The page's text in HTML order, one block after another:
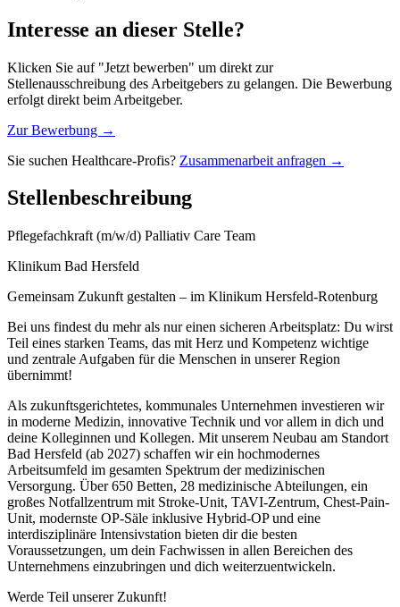
Interesse an dieser Stelle?
Klicken Sie auf "Jetzt bewerben" um direkt zur
Stellenausschreibung des Arbeitgebers zu gelangen. Die Bewerbung
erfolgt direkt beim Arbeitgeber.
Zur Bewerbung →
Sie suchen Healthcare-Profis? Zusammenarbeit anfragen →
Stellenbeschreibung
Pflegefachkraft (m/w/d) Palliativ Care Team
Klinikum Bad Hersfeld
Gemeinsam Zukunft gestalten – im Klinikum Hersfeld-Rotenburg
Bei uns findest du mehr als nur einen sicheren Arbeitsplatz: Du wirst
Teil eines starken Teams, das mit Herz und Kompetenz wichtige
und zentrale Aufgaben für die Menschen in unserer Region
übernimmt!
Als zukunftsgerichtetes, kommunales Unternehmen investieren wir
in moderne Medizin, innovative Technik und vor allem in dich und
deine Kolleginnen und Kollegen. Mit unserem Neubau am Standort
Bad Hersfeld (ab 2027) schaffen wir ein hochmodernes
Arbeitsumfeld im gesamten Spektrum der medizinischen
Versorgung. Über 650 Betten, 28 medizinische Abteilungen, ein
großes Notfallzentrum mit Stroke-Unit, TAVI-Zentrum, Chest-Pain-
Unit, modernste OP-Säle inklusive Hybrid-OP und eine
interdisziplinäre Intensivstation bieten dir die besten
Voraussetzungen, um dein Fachwissen in allen Bereichen des
Unternehmens einzubringen und dich weiterzuentwickeln.
Werde Teil unserer Zukunft!